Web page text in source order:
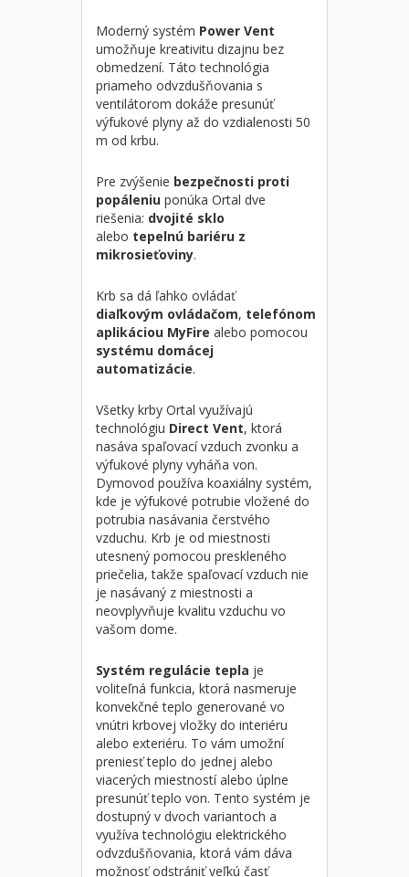
Moderný systém Power Vent
umožňuje kreativitu dizajnu bez
obmedzení. Táto technológia
priameho odvzdušňovania s
ventilátorom dokáže presunúť
výfukové plyny až do vzdialenosti 50
m od krbu.
Pre zvýšenie bezpečnosti proti
popáleniu ponúka Ortal dve
riešenia: dvojité sklo
alebo tepelnú bariéru z
mikrosieťoviny.
Krb sa dá ľahko ovládať
diaľkovým ovládačom, telefónom
aplikáciou MyFire alebo pomocou
systému domácej
automatizácie.
Všetky krby Ortal využívajú
technológiu Direct Vent, ktorá
nasáva spaľovací vzduch zvonku a
výfukové plyny vyháňa von.
Dymovod používa koaxiálny systém,
kde je výfukové potrubie vložené do
potrubia nasávania čerstvého
vzduchu. Krb je od miestnosti
utesnený pomocou preskleného
priečelia, takže spaľovací vzduch nie
je nasávaný z miestnosti a
neovplyvňuje kvalitu vzduchu vo
vašom dome.
Systém regulácie tepla je
voliteľná funkcia, ktorá nasmeruje
konvekčné teplo generované vo
vnútri krbovej vložky do interiéru
alebo exteriéru. To vám umožní
preniesť teplo do jednej alebo
viacerých miestností alebo úplne
presunúť teplo von. Tento systém je
dostupný v dvoch variantoch a
využíva technológiu elektrického
odvzdušňovania, ktorá vám dáva
možnosť odstrániť veľkú časť